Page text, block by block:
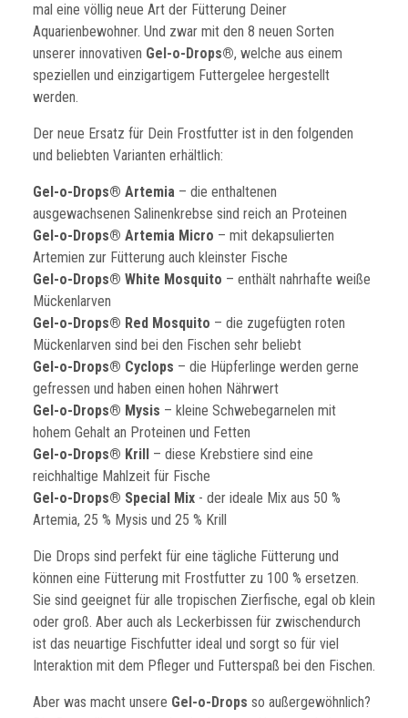
mal eine völlig neue Art der Fütterung Deiner
Aquarienbewohner. Und zwar mit den 8 neuen Sorten
unserer innovativen Gel-o-Drops®, welche aus einem
speziellen und einzigartigem Futtergelee hergestellt
werden.
Der neue Ersatz für Dein Frostfutter ist in den folgenden
und beliebten Varianten erhältlich:
Gel-o-Drops® Artemia – die enthaltenen
ausgewachsenen Salinenkrebse sind reich an Proteinen
Gel-o-Drops® Artemia Micro – mit dekapsulierten
Artemien zur Fütterung auch kleinster Fische
Gel-o-Drops® White Mosquito – enthält nahrhafte weiße
Mückenlarven
Gel-o-Drops® Red Mosquito – die zugefügten roten
Mückenlarven sind bei den Fischen sehr beliebt
Gel-o-Drops® Cyclops – die Hüpferlinge werden gerne
gefressen und haben einen hohen Nährwert
Gel-o-Drops® Mysis – kleine Schwebegarnelen mit
hohem Gehalt an Proteinen und Fetten
Gel-o-Drops® Krill – diese Krebstiere sind eine
reichhaltige Mahlzeit für Fische
Gel-o-Drops® Special Mix - der ideale Mix aus 50 %
Artemia, 25 % Mysis und 25 % Krill
Die Drops sind perfekt für eine tägliche Fütterung und
können eine Fütterung mit Frostfutter zu 100 % ersetzen.
Sie sind geeignet für alle tropischen Zierfische, egal ob klein
oder groß. Aber auch als Leckerbissen für zwischendurch
ist das neuartige Fischfutter ideal und sorgt so für viel
Interaktion mit dem Pfleger und Futterspaß bei den Fischen.
Aber was macht unsere Gel-o-Drops so außergewöhnlich?